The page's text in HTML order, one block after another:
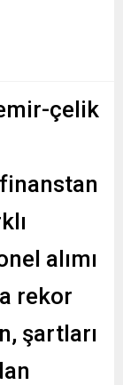
çelik
alımı
rekor
şartları